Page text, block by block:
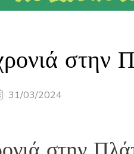
στην
31/03/2024